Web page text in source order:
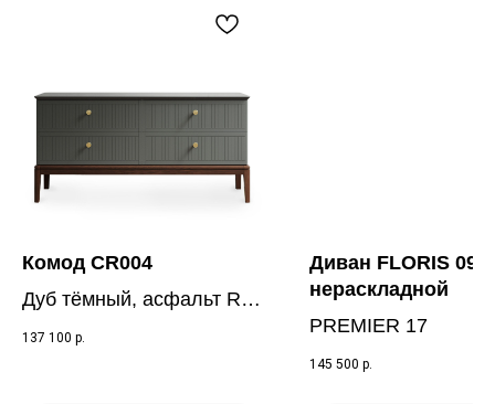
Комод CR004
Дуб тёмный, асфальт RAL
7043
137 100 р.
Диван FLORIS
нераскладной
PREMIER 17
145 500 р.